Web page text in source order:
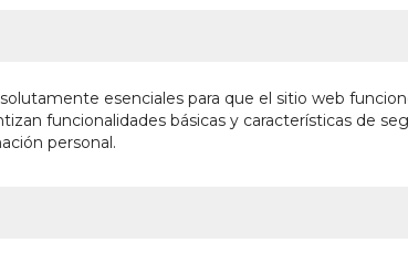
esenciales para que el sitio web
funcionalidades básicas y características de
personal.